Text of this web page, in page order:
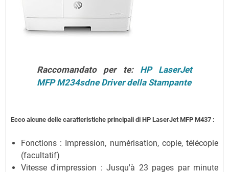
Raccomandato per te: HP LaserJet
MFP M234sdne Driver della Stampante
Ecco alcune delle caratteristiche principali di HP LaserJet MFP M437 :
Fonctions : Impression, numérisation, copie, télécopie
(facultatif)
Vitesse d'impression : Jusqu'à 23 pages par minute